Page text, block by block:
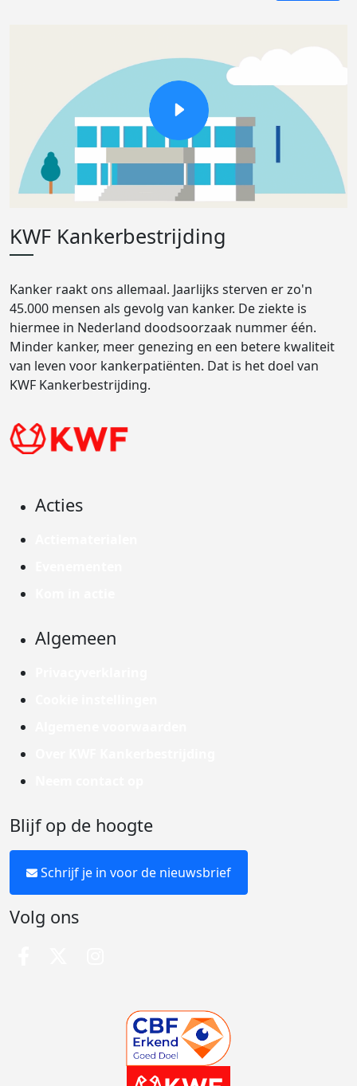
KWF Kankerbestrijding
Kanker raakt ons allemaal. Jaarlijks sterven er zo'n
45.000 mensen als gevolg van kanker. De ziekte is
hiermee in Nederland doodsoorzaak nummer één.
Minder kanker, meer genezing en een betere kwaliteit
van leven voor kankerpatiënten. Dat is het doel van
KWF Kankerbestrijding.
Acties
Algemeen
Blijf op de hoogte
Schrijf je in voor de nieuwsbrief
Volg ons